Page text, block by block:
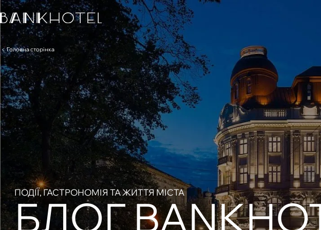
Головна сторінка
ПОДІЇ, ГАСТРОНОМІЯ ТА ЖИТТЯ МІСТА
БЛОГ